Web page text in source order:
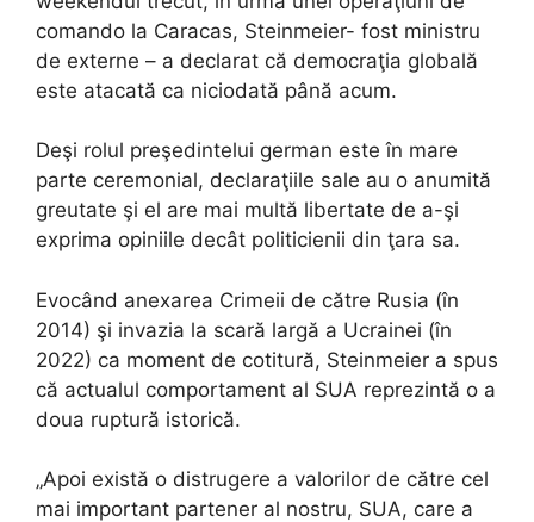
comando la Caracas, Steinmeier- fost ministru
de externe – a declarat că democraţia globală
este atacată ca niciodată până acum.
Deşi rolul preşedintelui german este în mare
parte ceremonial, declaraţiile sale au o anumită
greutate şi el are mai multă libertate de a-şi
exprima opiniile decât politicienii din ţara sa.
Evocând anexarea Crimeii de către Rusia (în
2014) şi invazia la scară largă a Ucrainei (în
2022) ca moment de cotitură, Steinmeier a spus
că actualul comportament al SUA reprezintă o a
doua ruptură istorică.
„Apoi există o distrugere a valorilor de către cel
mai important partener al nostru, SUA, care a